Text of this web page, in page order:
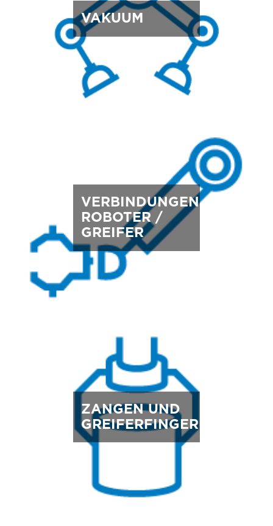
VAKUUM
VERBINDUNGEN
ROBOTER /
GREIFER
ZANGEN UND
GREIFERFINGER